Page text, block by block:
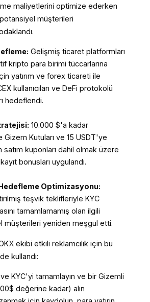
maliyetlerini optimize ederken
müşterileri
Gelişmiş ticaret platformları
kripto para birimi tüccarlarına
yatırım ve forex ticareti ile
kullanıcıları ve DeFi protokolü
hedeflendi.
10.000 $'a kadar
Gizem Kutuları ve 15 USDT'ye
satım kuponları dahil olmak üzere
bonusları uygulandı.
Optimizasyonu:
teşvik teklifleriyle KYC
tamamlamamış olan ilgili
müşterileri yeniden meşgul etti.
ekibi etkili reklamcılık için bu
kullandı:
KYC'yi tamamlayın ve bir Gizemli
değerine kadar) alın